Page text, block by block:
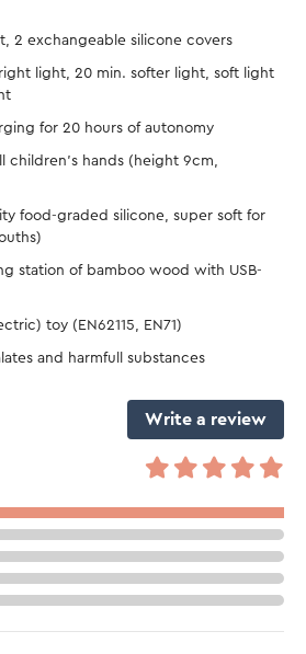
2 exchangeable silicone covers
light, 20 min. softer light, soft light
for 20 hours of autonomy
children's hands (height 9cm,
food-graded silicone, super soft for
station of bamboo wood with USB-
toy (EN62115, EN71)
and harmfull substances
Write a review